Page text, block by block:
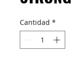
Cantidad *